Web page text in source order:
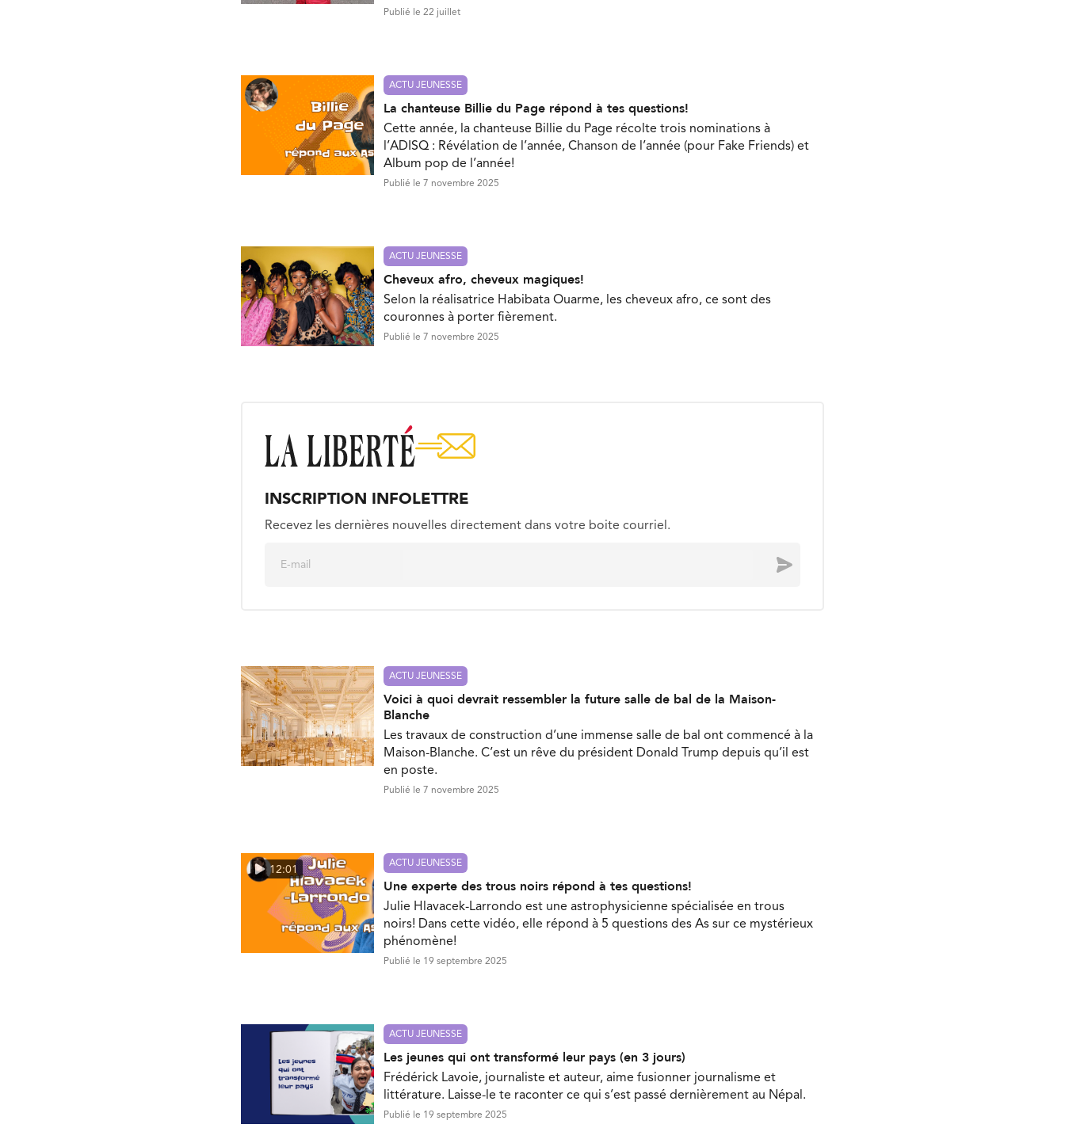
Publié le 22 juillet
ACTU JEUNESSE
La chanteuse Billie du Page répond à tes questions!
Cette année, la chanteuse Billie du Page récolte trois nominations à
l’ADISQ : Révélation de l’année, Chanson de l’année (pour Fake Friends) et
Album pop de l’année!
Publié le 7 novembre 2025
ACTU JEUNESSE
Cheveux afro, cheveux magiques!
Selon la réalisatrice Habibata Ouarme, les cheveux afro, ce sont des
couronnes à porter fièrement.
Publié le 7 novembre 2025
INSCRIPTION INFOLETTRE
Recevez les dernières nouvelles directement dans votre boite courriel.
Envoyer
ACTU JEUNESSE
Voici à quoi devrait ressembler la future salle de bal de la Maison-
Blanche
Les travaux de construction d’une immense salle de bal ont commencé à la
Maison-Blanche. C’est un rêve du président Donald Trump depuis qu’il est
en poste.
Publié le 7 novembre 2025
12:01
ACTU JEUNESSE
Une experte des trous noirs répond à tes questions!
Julie Hlavacek-Larrondo est une astrophysicienne spécialisée en trous
noirs! Dans cette vidéo, elle répond à 5 questions des As sur ce mystérieux
phénomène!
Publié le 19 septembre 2025
ACTU JEUNESSE
Les jeunes qui ont transformé leur pays (en 3 jours)
Frédérick Lavoie, journaliste et auteur, aime fusionner journalisme et
littérature. Laisse-le te raconter ce qui s’est passé dernièrement au Népal.
Publié le 19 septembre 2025